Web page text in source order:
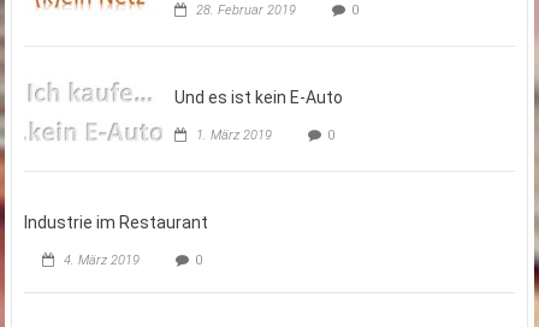
28. Februar 2019 0
Und es ist kein E-Auto
1. März 2019 0
Industrie im Restaurant
4. März 2019 0